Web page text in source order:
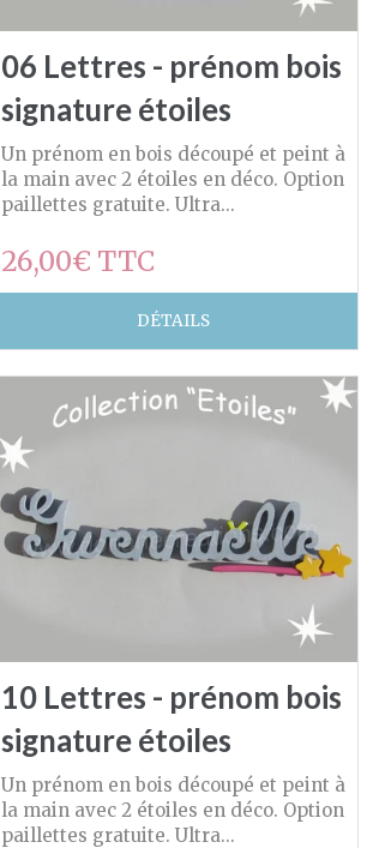
06 Lettres - prénom bois
signature étoiles
Un prénom en bois découpé et peint à
la main avec 2 étoiles en déco. Option
paillettes gratuite. Ultra...
26,00€ TTC
DÉTAILS
10 Lettres - prénom bois
signature étoiles
Un prénom en bois découpé et peint à
la main avec 2 étoiles en déco. Option
paillettes gratuite. Ultra...